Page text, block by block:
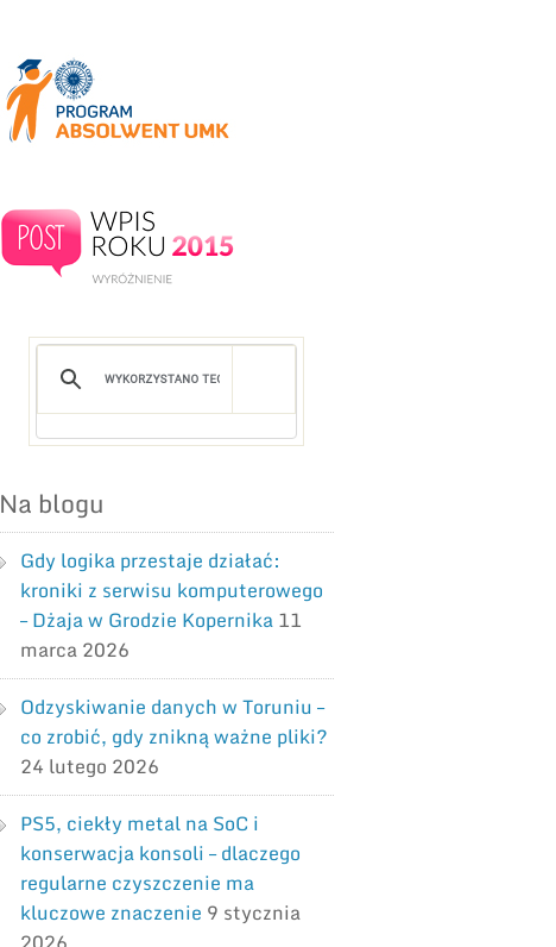
Na blogu
Gdy logika przestaje działać:
kroniki z serwisu komputerowego
– Dżaja w Grodzie Kopernika 11
marca 2026
Odzyskiwanie danych w Toruniu –
co zrobić, gdy znikną ważne pliki?
24 lutego 2026
PS5, ciekły metal na SoC i
konserwacja konsoli – dlaczego
regularne czyszczenie ma
kluczowe znaczenie 9 stycznia